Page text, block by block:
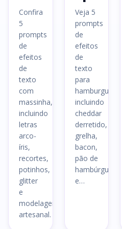
Confira
5
prompts
de
efeitos
de
texto
com
massinha,
incluindo
letras
arco-
íris,
recortes,
potinhos,
glitter
e
modelagem
artesanal.
Veja 5
prompts
de
efeitos
de
texto
para
hamburguerias,
incluindo
cheddar
derretido,
grelha,
bacon,
pão de
hambúrguer
e…